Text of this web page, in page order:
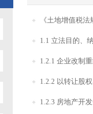
年
1983年
1954年
施、强制执行
涉税专业
政府会计
《土地增值税
1.1 立法目的、
1.2.1 企业改制
1.2.2 以转让股
1.2.3 房地产开